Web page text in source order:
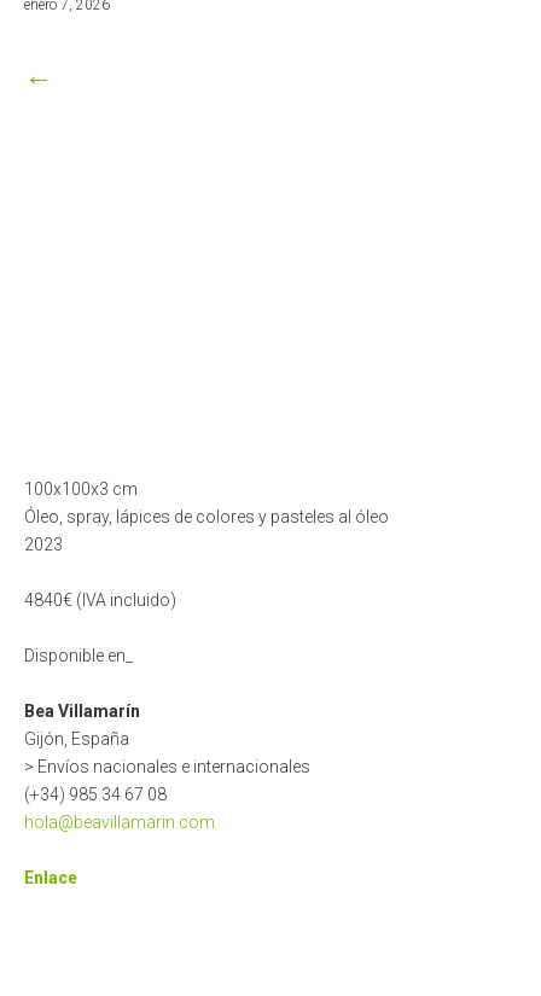
enero 7, 2026marzo
←
100x100x3 cm
Óleo, spray, lápices de colores y pasteles al óleo
2023
4840€ (IVA incluido)
Disponible en_
Bea Villamarín
Gijón, España
> Envíos nacionales e internacionales
(+34) 985 34 67 08
hola@beavillamarin.com
Enlace